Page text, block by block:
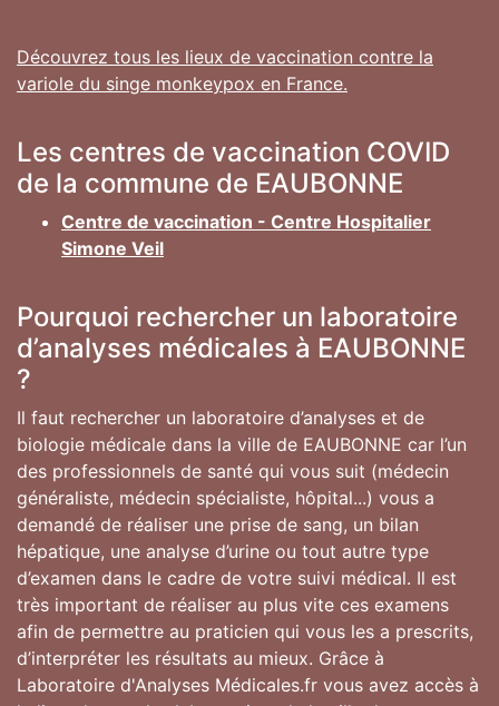
Découvrez tous les lieux de vaccination contre la
variole du singe monkeypox en France.
Les centres de vaccination COVID
de la commune de EAUBONNE
Centre de vaccination - Centre Hospitalier
Simone Veil
Pourquoi rechercher un laboratoire
d’analyses médicales à EAUBONNE
?
Il faut rechercher un laboratoire d’analyses et de
biologie médicale dans la ville de EAUBONNE car l’un
des professionnels de santé qui vous suit (médecin
généraliste, médecin spécialiste, hôpital...) vous a
demandé de réaliser une prise de sang, un bilan
hépatique, une analyse d’urine ou tout autre type
d’examen dans le cadre de votre suivi médical. Il est
très important de réaliser au plus vite ces examens
afin de permettre au praticien qui vous les a prescrits,
d’interpréter les résultats au mieux. Grâce à
Laboratoire d'Analyses Médicales.fr vous avez accès à